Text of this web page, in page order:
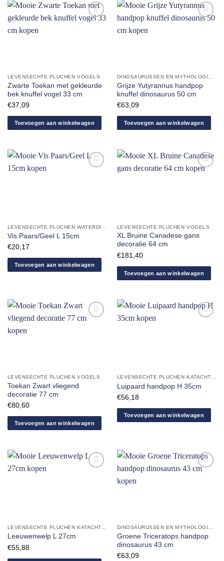
LEVENSECHTE PLUCHEN VOGELS
Zwarte Toekan met gekleurde
bek knuffel vogel 33 cm
€37,09
Toevoegen aan winkelwagen
Grijze Yutyrannus handpop
knuffel dinosaurus 50 cm
€63,09
Toevoegen aan winkelwagen
Vis Paars/Geel L 15cm
€20,17
Toevoegen aan winkelwagen
LEVENSECHTE PLUCHEN VOGELS
XL Bruine Canadese gans
decoratie 64 cm
€181,40
Toevoegen aan winkelwagen
LEVENSECHTE PLUCHEN VOGELS
Toekan Zwart vliegend
decoratie 77 cm
€80,60
Toevoegen aan winkelwagen
LEVENSECHTE PLUCHEN KATACHTIGEN
Luipaard handpop H 35cm
€56,18
Toevoegen aan winkelwagen
Leeuwenwelp L 27cm
€55,88
Groene Triceratops handpop
dinosaurus 43 cm
€63,09